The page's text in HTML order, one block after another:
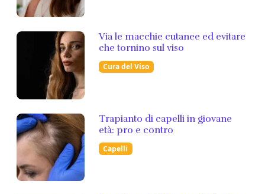
Via le macchie cutanee ed evitare
che tornino sul viso
Cura del Viso
Trapianto di capelli in giovane
età: pro e contro
Capelli